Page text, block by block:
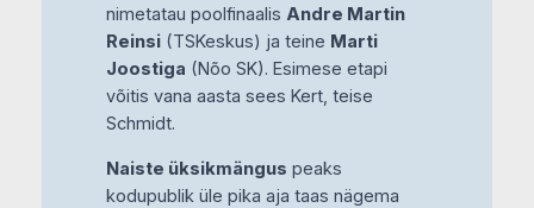
nimetatau poolfinaalis Andre Martin
Reinsi(TSKeskus) ja teine Marti
Joostiga (Nõo SK). Esimese etapi
võitis vana aasta sees Kert, teise
Schmidt.
Naiste üksikmängus peaks
kodupublik üle pika aja taas nägema